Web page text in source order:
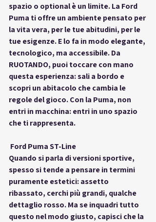
spazio o optional è un limite. La Ford
Puma ti offre un ambiente pensato per
la vita vera, per le tue abitudini, per le
tue esigenze. E lo fa in modo elegante,
tecnologico, ma accessibile. Da
RUOTANDO, puoi toccare con mano
questa esperienza: sali a bordo e
scopri un abitacolo che cambia le
regole del gioco. Con la Puma, non
entri in macchina: entri in uno spazio
che ti rappresenta.
Ford Puma ST-Line
Quando si parla di versioni sportive,
spesso si tende a pensare in termini
puramente estetici: assetto
ribassato, cerchi più grandi, qualche
dettaglio rosso. Ma se inquadri tutto
questo nel modo giusto, capisci che la